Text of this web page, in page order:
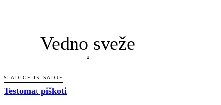
Vedno sveže
SLADICE IN SADJE
Testomat piškoti